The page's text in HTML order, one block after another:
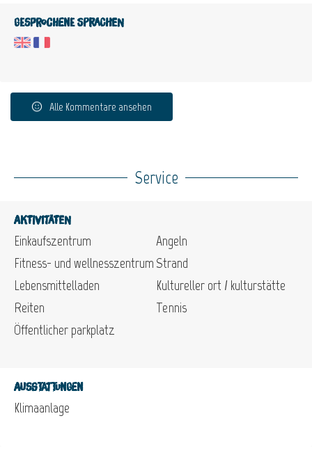
Gesprochene Sprachen
Alle Kommentare ansehen
Service
Aktivitäten
Einkaufszentrum
Fitness- und wellnesszentrum
Lebensmittelladen
Reiten
Öffentlicher parkplatz
Angeln
Strand
Kultureller ort / kulturstätte
Tennis
Ausstattungen
Klimaanlage